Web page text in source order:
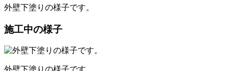
外壁下塗りの様子です。
施工中の様子